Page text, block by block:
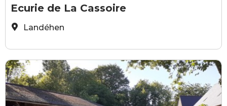
Ecurie de La Cassoire
Landéhen